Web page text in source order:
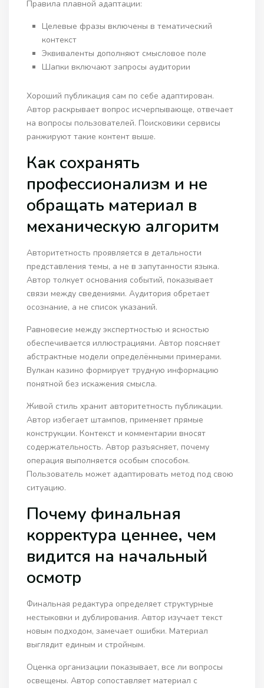
Правила плавной адаптации:
Целевые фразы включены в тематический
контекст
Эквиваленты дополняют смысловое поле
Шапки включают запросы аудитории
Хороший публикация сам по себе адаптирован.
Автор раскрывает вопрос исчерпывающе, отвечает
на вопросы пользователей. Поисковики сервисы
ранжируют такие контент выше.
Как сохранять
профессионализм и не
обращать материал в
механическую алгоритм
Авторитетность проявляется в детальности
представления темы, а не в запутанности языка.
Автор толкует основания событий, показывает
связи между сведениями. Аудитория обретает
осознание, а не список указаний.
Равновесие между экспертностью и ясностью
обеспечивается иллюстрациями. Автор поясняет
абстрактные модели определёнными примерами.
Вулкан казино формирует трудную информацию
понятной без искажения смысла.
Живой стиль хранит авторитетность публикации.
Автор избегает штампов, применяет прямые
конструкции. Контекст и комментарии вносят
содержательность. Автор разъясняет, почему
операция выполняется особым способом.
Пользователь может адаптировать метод под свою
ситуацию.
Почему финальная
корректура ценнее, чем
видится на начальный
осмотр
Финальная редактура определяет структурные
нестыковки и дублирования. Автор изучает текст
новым подходом, замечает ошибки. Материал
выглядит единым и стройным.
Оценка организации показывает, все ли вопросы
освещены. Автор сопоставляет материал с